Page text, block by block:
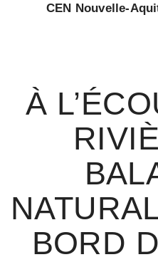
CEN Nouvelle-
À
BORD